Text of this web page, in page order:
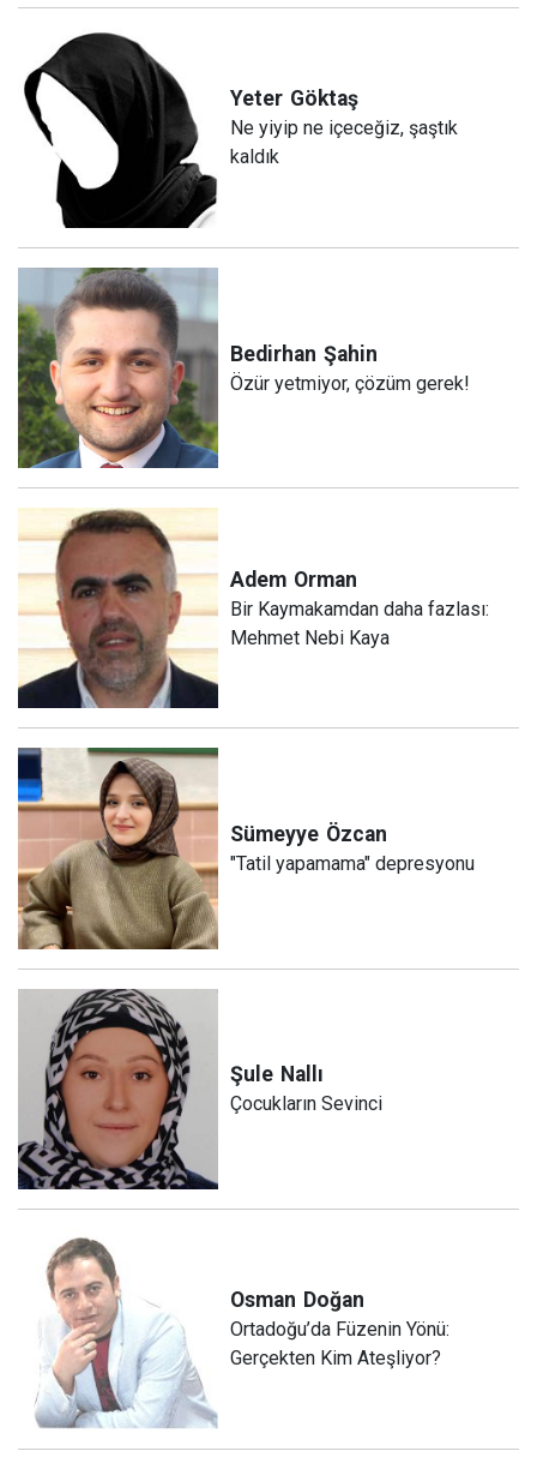
Yeter Göktaş
Ne yiyip ne içeceğiz, şaştık
kaldık
Bedirhan Şahin
Özür yetmiyor, çözüm gerek!
Adem Orman
Bir Kaymakamdan daha fazlası:
Mehmet Nebi Kaya
Sümeyye Özcan
"Tatil yapamama" depresyonu
Şule Nallı
Çocukların Sevinci
Osman Doğan
Ortadoğu’da Füzenin Yönü:
Gerçekten Kim Ateşliyor?